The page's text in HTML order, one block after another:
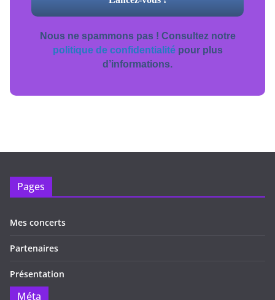
Nous ne spammons pas ! Consultez notre
politique de confidentialitépour plus
d’informations.
Pages
Mes concerts
Partenaires
Présentation
Méta